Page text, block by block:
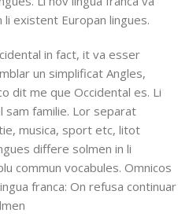
existent Europan lingues.
in fact, it va esser
un simplificat Angles,
dit me que Occidental es. Li
sam familie. Lor separat
musica, sport etc, litot
differe solmen in li
commun vocabules. Omnicos
franca: On refusa continuar